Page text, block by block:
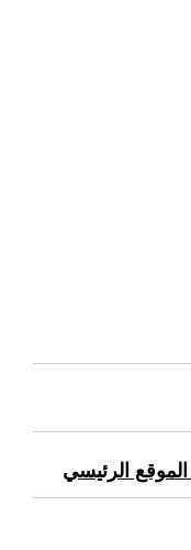
الرئيسي